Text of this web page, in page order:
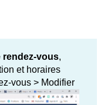
rendez-vous,
et horaires
vous > Modifier